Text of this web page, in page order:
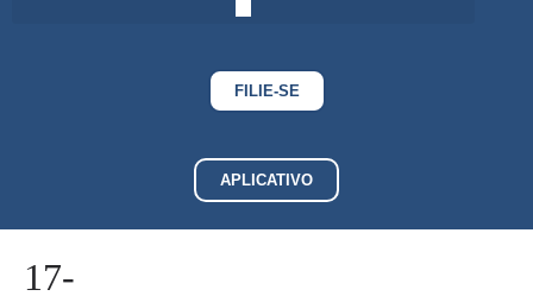
FILIE-SE
APLICATIVO
17-